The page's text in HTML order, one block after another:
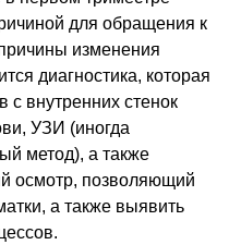
для обращения к
изменения
диагностика, которая
с внутренних стенок
УЗИ (иногда
метод), а также
осмотр, позволяющий
а также выявить